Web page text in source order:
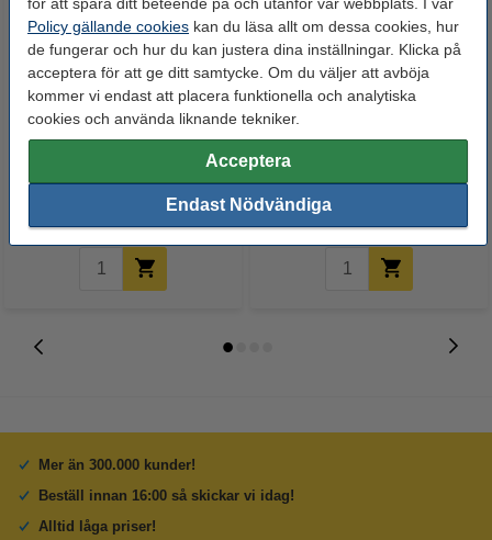
Policy gällande cookies kan du läsa allt om dessa cookies, hur
de fungerar och hur du kan justera dina inställningar. Klicka på
acceptera för att ge ditt samtycke. Om du väljer att avböja
kommer vi endast att placera funktionella och analytiska
cookies och använda liknande tekniker.
Acceptera
Endast Nödvändiga
Varumärket 123ink
märkband | 12mm x 1.5m
Inkl. 25% Moms 330 kr
Mer än 300.000 kunder!
Beställ innan 16:00 så skickar vi idag!
Alltid låga priser!